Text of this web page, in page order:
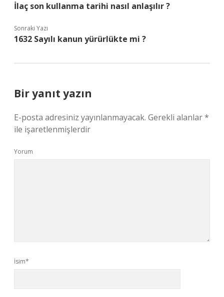
İlaç son kullanma tarihi nasıl anlaşılır ?
Sonraki Yazı
1632 Sayılı kanun yürürlükte mi ?
Bir yanıt yazın
E-posta adresiniz yayınlanmayacak. Gerekli alanlar*
ile işaretlenmişlerdir
Yorum
İsim*